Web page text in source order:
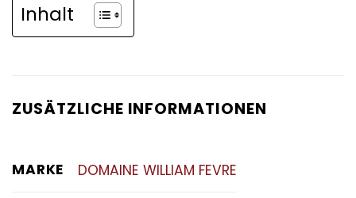
Inhalt
ZUSÄTZLICHE INFORMATIONEN
MARKE DOMAINE WILLIAM FEVRE